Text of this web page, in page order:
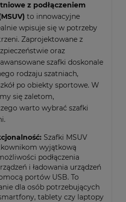
z podłączeniem
to innowacyjne
wpisuje się w potrzeby
Zaprojektowane z
oraz
szafki doskonale
rodzaju szatniach,
po obiekty sportowe. W
się zaletom,
warto wybrać szafki
Szafki MSUV
wyjątkową
podłączenia
i ładowania urządzeń
portów USB. To
dla osób potrzebujących
tablety czy laptopy